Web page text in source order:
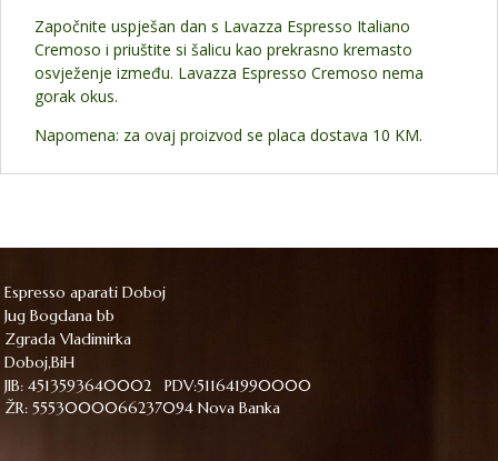
Započnite uspješan dan s Lavazza Espresso Italiano
Cremoso i priuštite si šalicu kao prekrasno kremasto
osvježenje između. Lavazza Espresso Cremoso nema
gorak okus.
Napomena: za ovaj proizvod se placa dostava 10 KM.
Espresso aparati Doboj
Jug Bogdana bb
Zgrada Vladimirka
Doboj,BiH
JIB: 4513593640002 PDV:511641990000
ŽR: 5553000066237094 Nova Banka